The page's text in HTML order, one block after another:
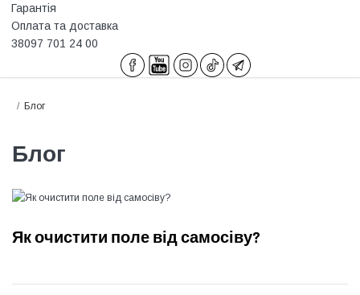
Гарантія
Оплата та доставка
38097 701 24 00
Блог
Блог
Як очистити поле від самосіву?